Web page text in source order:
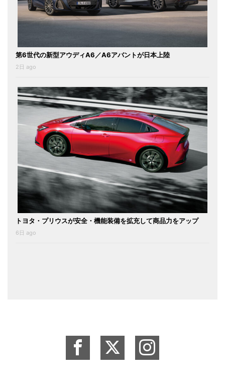
第6世代の新型アウディA6／A6アバントが日本上陸
2日 ago
トヨタ・プリウスが安全・機能装備を拡充して商品力をアップ
6日 ago